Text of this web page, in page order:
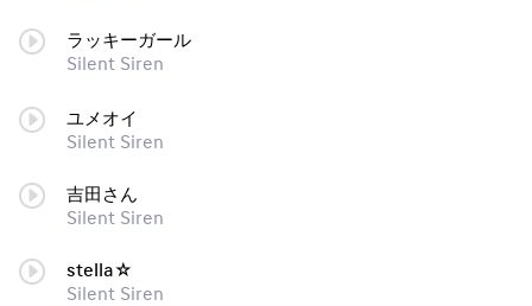
ラッキーガール
Silent Siren
ユメオイ
Silent Siren
吉田さん
Silent Siren
stella☆
Silent Siren